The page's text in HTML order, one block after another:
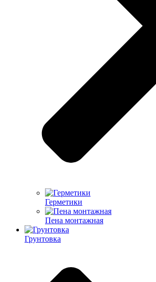
Герметики
Пена монтажная
Грунтовка